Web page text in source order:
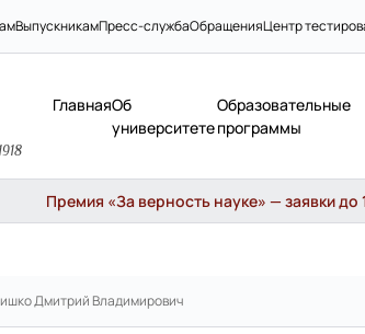
ВыпускникамПресс-службаОбращенияЦентр
ГлавнаяОб
университете
Образовательные
программы
Премия «За верность науке» — заявки до
Дмитрий Владимирович